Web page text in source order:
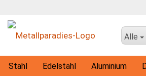
Alle
Stahl Edelstahl Aluminium